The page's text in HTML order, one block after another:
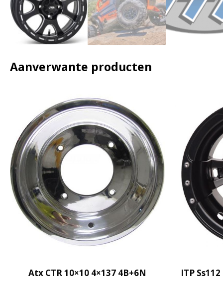
Aanverwante producten
Atx CTR 10×10 4×137 4B+6N ITP